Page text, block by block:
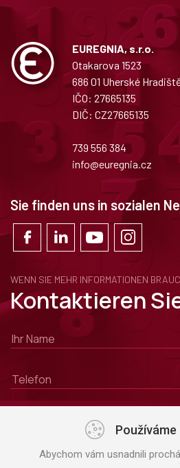
EUREGNIA, s.r.o.
Otakarova 1523
686 01 Uherské
IČO: 27665135
DIČ: CZ27665135
739 556 384
info@euregnia.cz
Sie finden uns in sozialen
WENN SIE MEHR INFORMATIONEN
Kontaktieren
Abychom vám usnadnili